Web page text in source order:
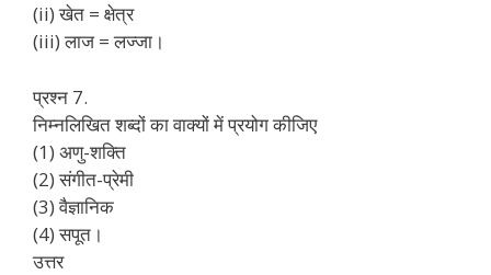
(ii) खेत = क्षेत्र
(iii) लाज = लज्जा।
प्रश्न 7.
निम्नलिखित शब्दों का वाक्यों में प्रयोग कीजिए
(1) अणु-शक्ति
(2) संगीत-प्रेमी
(3) वैज्ञानिक
(4) सपूत।
उत्तर